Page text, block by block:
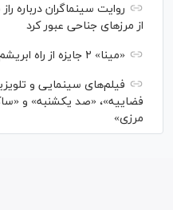
روایت سینماگران درباره
از مرزهای جناحی عبور کرد
«مینا» ۲ جایزه از راه ابریشم گرفت
فیلم‌های سینمایی و
فضاییه»، «صد یکشنبه» و
مرزی»